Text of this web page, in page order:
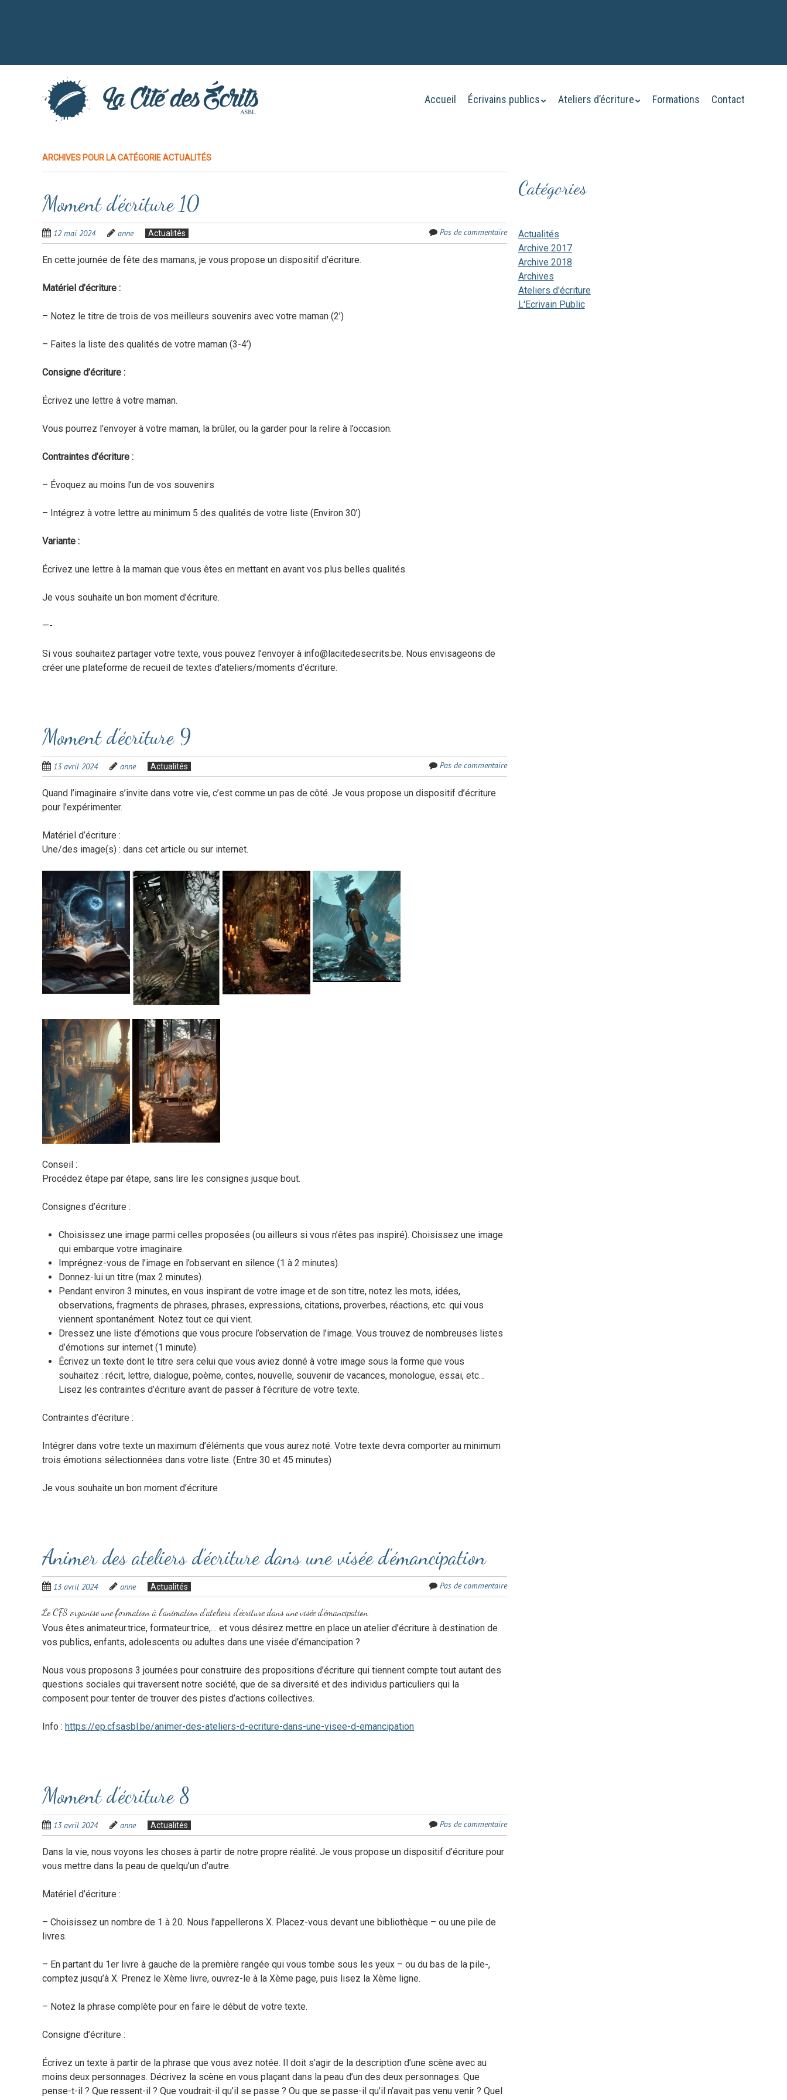
Menu
AllerAccueil Écrivains publics Ateliers d’écriture Formations Contact
ARCHIVES POUR LA CATÉGORIEACTUALITÉS
Moment d’écriture 10
12 mai 2024 anne Actualités Pas de commentaire
En cette journée de fête des mamans, je vous propose un dispositif d’écriture.
Matériel d’écriture :
– Notez le titre de trois de vos meilleurs souvenirs avec votre maman (2’)
– Faites la liste des qualités de votre maman (3-4’)
Consigne d’écriture :
Écrivez une lettre à votre maman.
Vous pourrez l’envoyer à votre maman, la brûler, ou la garder pour la relire à l’occasion.
Contraintes d’écriture :
– Évoquez au moins l’un de vos souvenirs
– Intégrez à votre lettre au minimum 5 des qualités de votre liste (Environ 30’)
Variante :
Écrivez une lettre à la maman que vous êtes en mettant en avant vos plus belles qualités.
Je vous souhaite un bon moment d’écriture.
—-
Si vous souhaitez partager votre texte, vous pouvez l’envoyer à info@lacitedesecrits.be. Nous envisageons de
créer une plateforme de recueil de textes d’ateliers/moments d’écriture.
Moment d’écriture 9
13 avril 2024 anne Actualités Pas de commentaire
Quand l’imaginaire s’invite dans votre vie, c’est comme un pas de côté. Je vous propose un dispositif d’écriture
pour l’expérimenter.
Matériel d’écriture :
Une/des image(s) : dans cet article ou sur internet.
Conseil :
Procédez étape par étape, sans lire les consignes jusque bout.
Consignes d’écriture :
Choisissez une image parmi celles proposées (ou ailleurs si vous n’êtes pas inspiré). Choisissez une image
qui embarque votre imaginaire.
Imprégnez-vous de l’image en l’observant en silence (1 à 2 minutes).
Donnez-lui un titre (max 2 minutes).
Pendant environ 3 minutes, en vous inspirant de votre image et de son titre, notez les mots, idées,
observations, fragments de phrases, phrases, expressions, citations, proverbes, réactions, etc. qui vous
viennent spontanément. Notez tout ce qui vient.
Dressez une liste d’émotions que vous procure l’observation de l’image. Vous trouvez de nombreuses listes
d’émotions sur internet (1 minute).
Écrivez un texte dont le titre sera celui que vous aviez donné à votre image sous la forme que vous
souhaitez : récit, lettre, dialogue, poème, contes, nouvelle, souvenir de vacances, monologue, essai, etc…
Lisez les contraintes d’écriture avant de passer à l’écriture de votre texte.
Contraintes d’écriture :
Intégrer dans votre texte un maximum d’éléments que vous aurez noté. Votre texte devra comporter au minimum
trois émotions sélectionnées dans votre liste. (Entre 30 et 45 minutes)
Je vous souhaite un bon moment d’écriture
Animer des ateliers d’écriture dans une visée d’émancipation
13 avril 2024 anne Actualités Pas de commentaire
Le CFS organise une formation à l’animation d’ateliers d’écriture dans une visée d’émancipation
Vous êtes animateur.trice, formateur.trice,… et vous désirez mettre en place un atelier d’écriture à destination de
vos publics, enfants, adolescents ou adultes dans une visée d’émancipation ?
Nous vous proposons 3 journées pour construire des propositions d’écriture qui tiennent compte tout autant des
questions sociales qui traversent notre société, que de sa diversité et des individus particuliers qui la
composent pour tenter de trouver des pistes d’actions collectives.
Info : https://ep.cfsasbl.be/animer-des-ateliers-d-ecriture-dans-une-visee-d-emancipation
Moment d’écriture 8
13 avril 2024 anne Actualités Pas de commentaire
Dans la vie, nous voyons les choses à partir de notre propre réalité. Je vous propose un dispositif d’écriture pour
vous mettre dans la peau de quelqu’un d’autre.
Matériel d’écriture :
– Choisissez un nombre de 1 à 20. Nous l’appellerons X. Placez-vous devant une bibliothèque – ou une pile de
livres.
– En partant du 1er livre à gauche de la première rangée qui vous tombe sous les yeux – ou du bas de la pile-,
comptez jusqu’à X. Prenez le Xème livre, ouvrez-le à la Xème page, puis lisez la Xème ligne.
– Notez la phrase complète pour en faire le début de votre texte.
Consigne d’écriture :
Écrivez un texte à partir de la phrase que vous avez notée. Il doit s’agir de la description d’une scène avec au
moins deux personnages. Décrivez la scène en vous plaçant dans la peau d’un des deux personnages. Que
pense-t-il ? Que ressent-il ? Que voudrait-il qu’il se passe ? Ou que se passe-il qu’il n’avait pas venu venir ? Quel
Catégories
Actualités
Archive 2017
Archive 2018
Archives
Ateliers d'écriture
L'Ecrivain Public